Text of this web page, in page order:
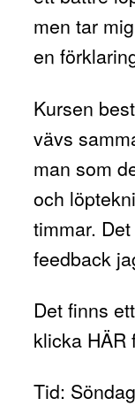
men tar
en
Kursen
vävs
man som
och
timmar.
feedback
Det finns
klicka HÄR
Tid: